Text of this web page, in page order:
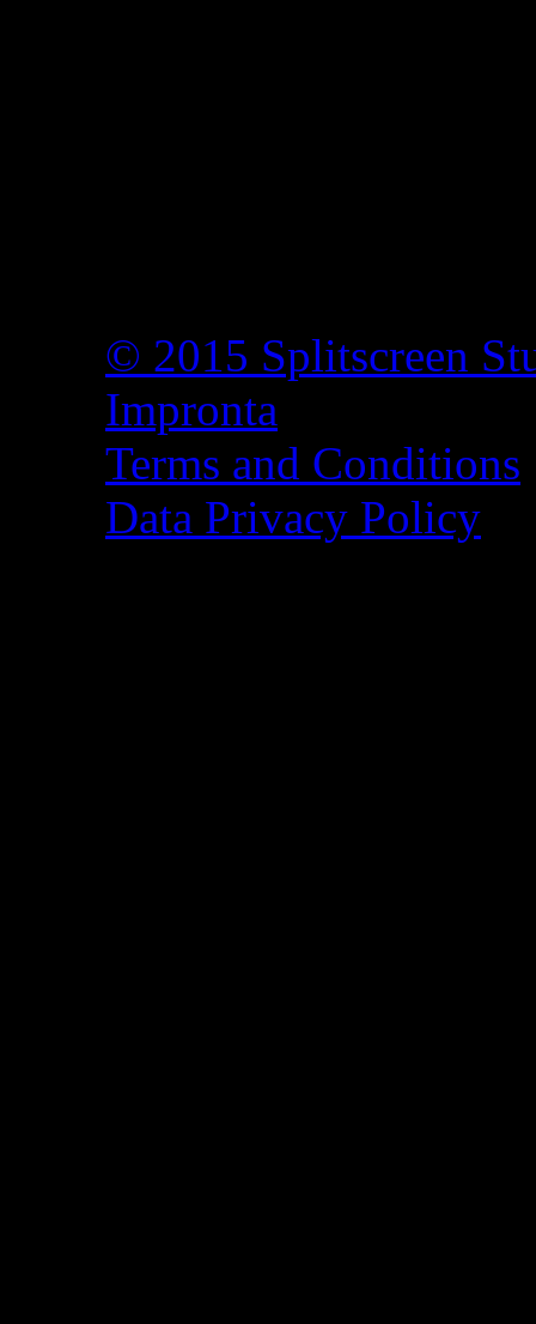
© 2015 Splitscreen
Impronta
Terms and Conditions
Data Privacy Policy